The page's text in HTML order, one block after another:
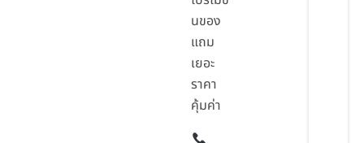
นของ
แถม
เยอะ
ราคา
คุ้มค่า